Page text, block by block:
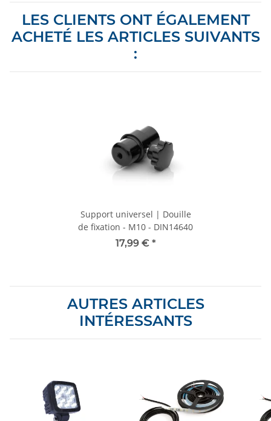
LES CLIENTS ONT ÉGALEMENT
ACHETÉ LES ARTICLES SUIVANTS
:
Support universel | Douille
de fixation - M10 - DIN14640
17,99 € *
AUTRES ARTICLES
INTÉRESSANTS